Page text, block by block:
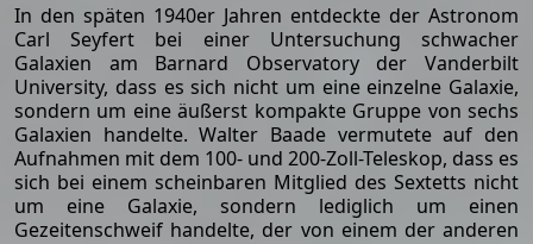
In den späten 1940er Jahren entdeckte der Astronom
Carl Seyfert bei einer Untersuchung schwacher
Galaxien am Barnard Observatory der Vanderbilt
University, dass es sich nicht um eine einzelne Galaxie,
sondern um eine äußerst kompakte Gruppe von sechs
Galaxien handelte. Walter Baade vermutete auf den
Aufnahmen mit dem 100- und 200-Zoll-Teleskop, dass es
sich bei einem scheinbaren Mitglied des Sextetts nicht
um eine Galaxie, sondern lediglich um einen
Gezeitenschweif handelte, der von einem der anderen